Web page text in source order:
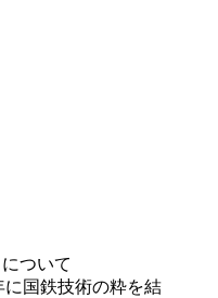
ついて
に国鉄技術の粋を結